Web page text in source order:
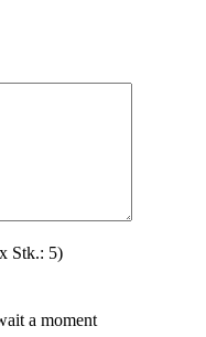
Stk.: 5)
a moment